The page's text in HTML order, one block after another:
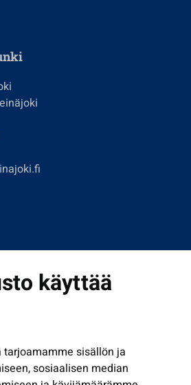
käyttää
sisällön ja
sosiaalisen median